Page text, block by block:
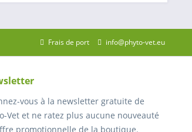
Frais de port info@phyto-vet.eu
vous à la newsletter gratuite de
Vet et ne ratez plus aucune nouveauté
promotionnelle de la boutique.